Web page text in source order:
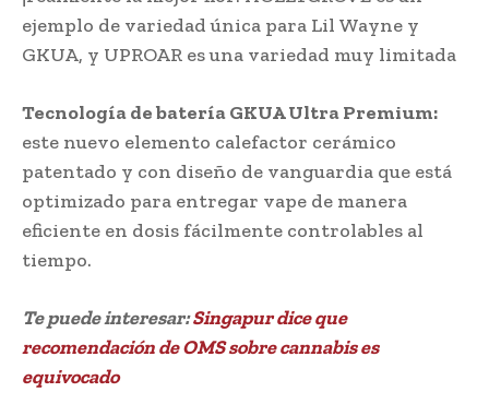
ejemplo de variedad única para Lil Wayne y
GKUA, y UPROAR es una variedad muy limitada
Tecnología de batería GKUA Ultra Premium:
este nuevo elemento calefactor cerámico
patentado y con diseño de vanguardia que está
optimizado para entregar vape de manera
eficiente en dosis fácilmente controlables al
tiempo.
Te puede interesar:Singapur dice que
recomendación de OMS sobre cannabis es
equivocado